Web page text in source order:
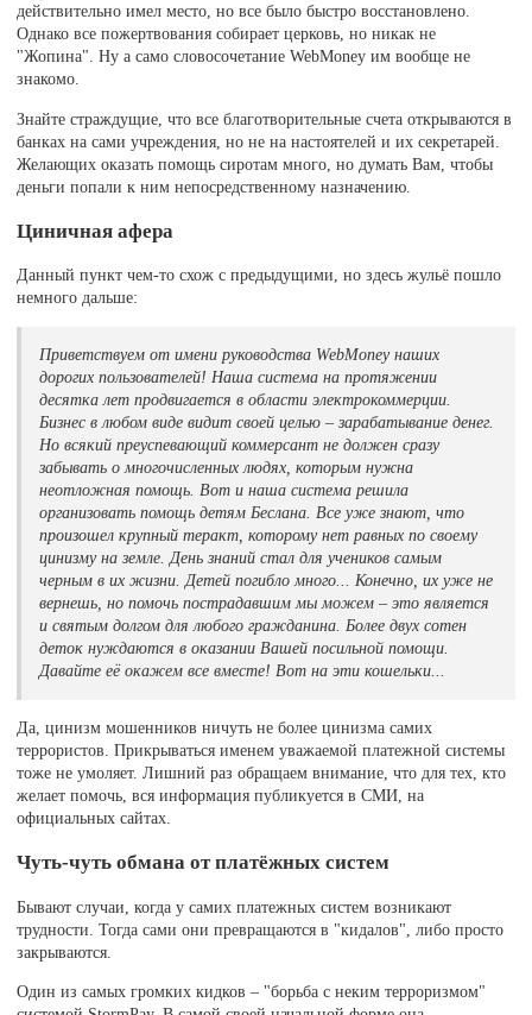
действительно имел место, но все было быстро восстановлено.
Однако все пожертвования собирает церковь, но никак не
"Жопина". Ну а само словосочетание WebMoney им вообще не
знакомо.
Знайте страждущие, что все благотворительные счета открываются в
банках на сами учреждения, но не на настоятелей и их секретарей.
Желающих оказать помощь сиротам много, но думать Вам, чтобы
деньги попали к ним непосредственному назначению.
Циничная афера
Данный пункт чем-то схож с предыдущими, но здесь жульё пошло
немного дальше:
Приветствуем от имени руководства WebMoney наших
дорогих пользователей! Наша система на протяжении
десятка лет продвигается в области электрокоммерции.
Бизнес в любом виде видит своей целью – зарабатывание денег.
Но всякий преуспевающий коммерсант не должен сразу
забывать о многочисленных людях, которым нужна
неотложная помощь. Вот и наша система решила
организовать помощь детям Беслана. Все уже знают, что
произошел крупный теракт, которому нет равных по своему
цинизму на земле. День знаний стал для учеников самым
черным в их жизни. Детей погибло много... Конечно, их уже не
вернешь, но помочь пострадавшим мы можем – это является
и святым долгом для любого гражданина. Более двух сотен
деток нуждаются в оказании Вашей посильной помощи.
Давайте её окажем все вместе! Вот на эти кошельки...
Да, цинизм мошенников ничуть не более цинизма самих
террористов. Прикрываться именем уважаемой платежной системы
тоже не умоляет. Лишний раз обращаем внимание, что для тех, кто
желает помочь, вся информация публикуется в СМИ, на
официальных сайтах.
Чуть-чуть обмана от платёжных систем
Бывают случаи, когда у самих платежных систем возникают
трудности. Тогда сами они превращаются в "кидалов", либо просто
закрываются.
Один из самых громких кидков – "борьба с неким терроризмом"